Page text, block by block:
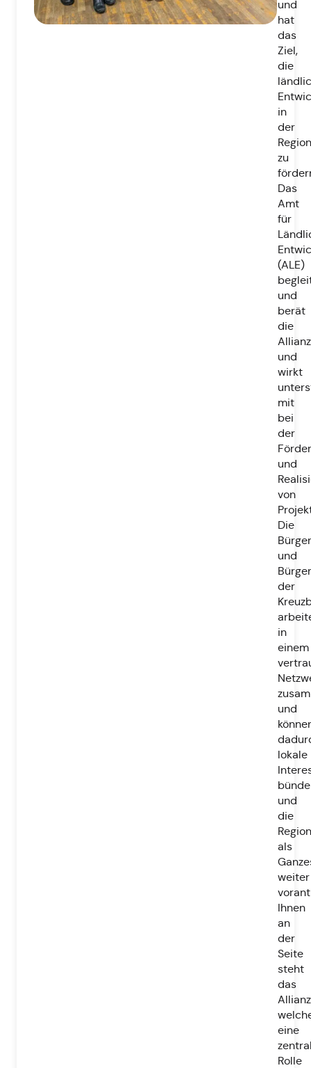
und
hat
das
Ziel,
die
in
der
Region
zu
Das
Amt
für
(ALE)
und
berät
die
Allianz
und
wirkt
mit
bei
der
und
von
Die
und
der
in
einem
und
lokale
und
die
Region
als
weiter
Ihnen
an
der
Seite
steht
das
eine
Rolle